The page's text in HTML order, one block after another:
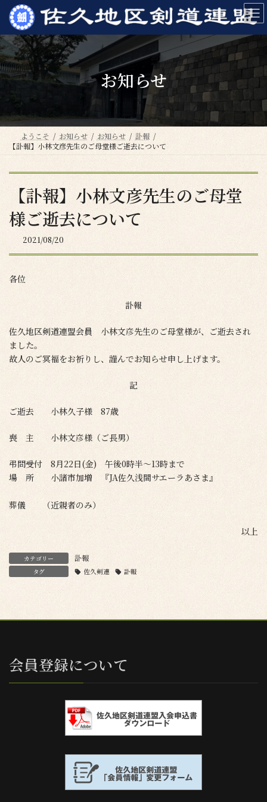
ン
ツ
へ
ス
ー
シ
ョ
ン
お知らせ
ようこそ お知らせ お知らせ
訃報
【訃報】小林文彦先生のご母堂様ご逝去について
【訃報】小林文彦先生のご母堂
様ご逝去について
2021/08/20
各位
訃報
佐久地区剣道連盟会員 小林文彦先生のご母堂様が、ご逝去され
ました。
故人のご冥福をお祈りし、謹んでお知らせ申し上げます。
記
ご逝去 小林久子様 87歳
喪 主 小林文彦様（ご長男）
弔問受付 8月22日(金) 午後0時半～13時まで
場 所 小諸市加増 『JA佐久浅間サエーラあさま』
葬儀 （近親者のみ）
以上
カテゴリー 訃報
タグ 佐久剣連 訃報
会員登録について